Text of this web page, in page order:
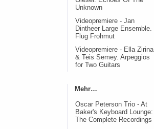
Unknown
Videopremiere - Jan
Dintheer Large Ensemble.
Flug Frohmut
Videopremiere - Ella Zirina
& Teis Semey. Arpeggios
for Two Guitars
Mehr…
Oscar Peterson Trio - At
Baker's Keyboard Lounge:
The Complete Recordings